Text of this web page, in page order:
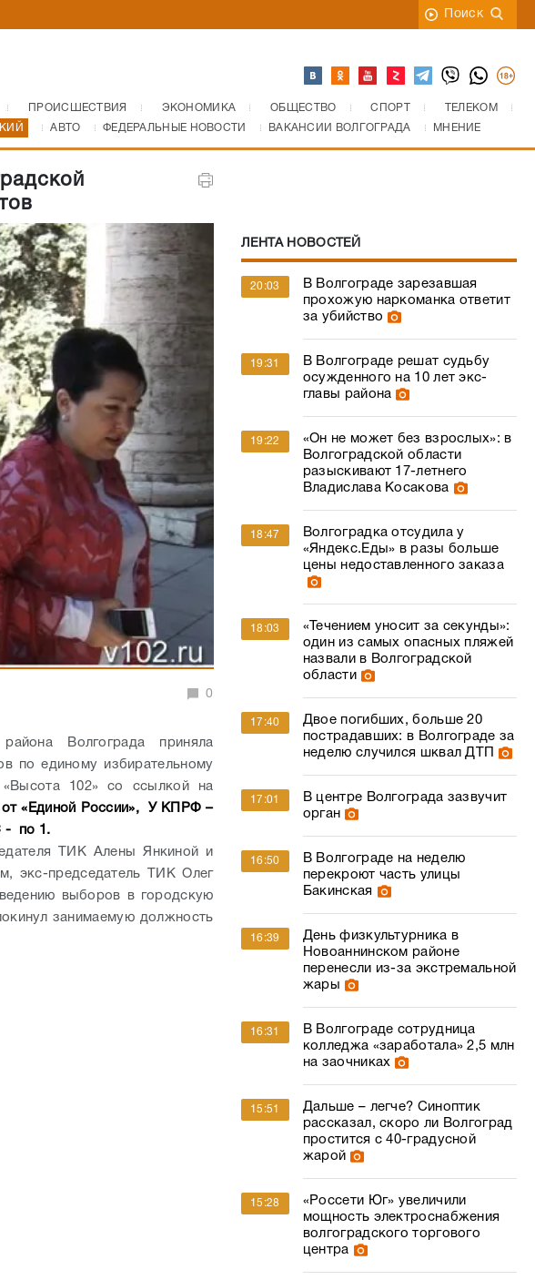
Поиск
ПРОИСШЕСТВИЯ ЭКОНОМИКА ОБЩЕСТВО СПОРТ
ТЕЛЕКОМ
АВТО ФЕДЕРАЛЬНЫЕ НОВОСТИ ВАКАНСИИ ВОЛГОГРАДА МНЕНИЕ
0
Волгограда приняла
по единому избирательному
102» со ссылкой на
от «Единой России», У КПРФ –
- по 1.
ТИК Алены Янкиной и
экс-председатель ТИК Олег
выборов в городскую
занимаемую должность
ЛЕНТА НОВОСТЕЙ
20:03
В Волгограде зарезавшая
прохожую наркоманка ответит
за убийство
19:31
В Волгограде решат судьбу
осужденного на 10 лет экс-
главы района
19:22
«Он не может без взрослых»: в
Волгоградской области
разыскивают 17-летнего
Владислава Косакова
18:47
Волгоградка отсудила у
«Яндекс.Еды» в разы больше
цены недоставленного заказа
18:03
«Течением уносит за секунды»:
один из самых опасных пляжей
назвали в Волгоградской
области
17:40
Двое погибших, больше 20
пострадавших: в Волгограде за
неделю случился шквал ДТП
17:01
В центре Волгограда зазвучит
орган
16:50
В Волгограде на неделю
перекроют часть улицы
Бакинская
16:39
День физкультурника в
Новоаннинском районе
перенесли из-за экстремальной
жары
16:31
В Волгограде сотрудница
колледжа «заработала» 2,5 млн
на заочниках
15:51
Дальше – легче? Синоптик
рассказал, скоро ли Волгоград
простится с 40-градусной
жарой
15:28
«Россети Юг» увеличили
мощность электроснабжения
волгоградского торгового
центра